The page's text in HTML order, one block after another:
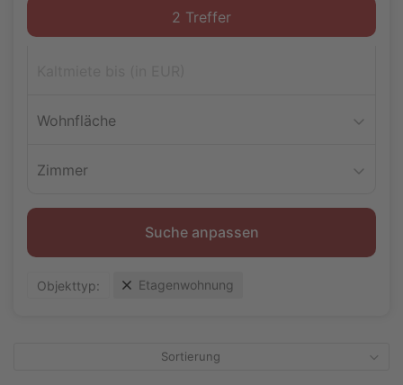
Wohnfläche
Zimmer
Suche anpassen
Objekttyp: Etagenwohnung
Sortierung